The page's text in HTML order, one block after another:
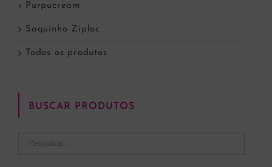
Purpucream
Saquinho Ziploc
Todos os produtos
BUSCAR PRODUTOS